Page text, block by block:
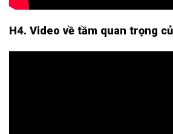
H4. Video về tầm quan trọng